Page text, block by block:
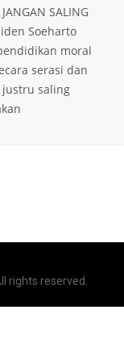
SALING
Soeharto
moral
serasi dan
justru saling
rights reserved.